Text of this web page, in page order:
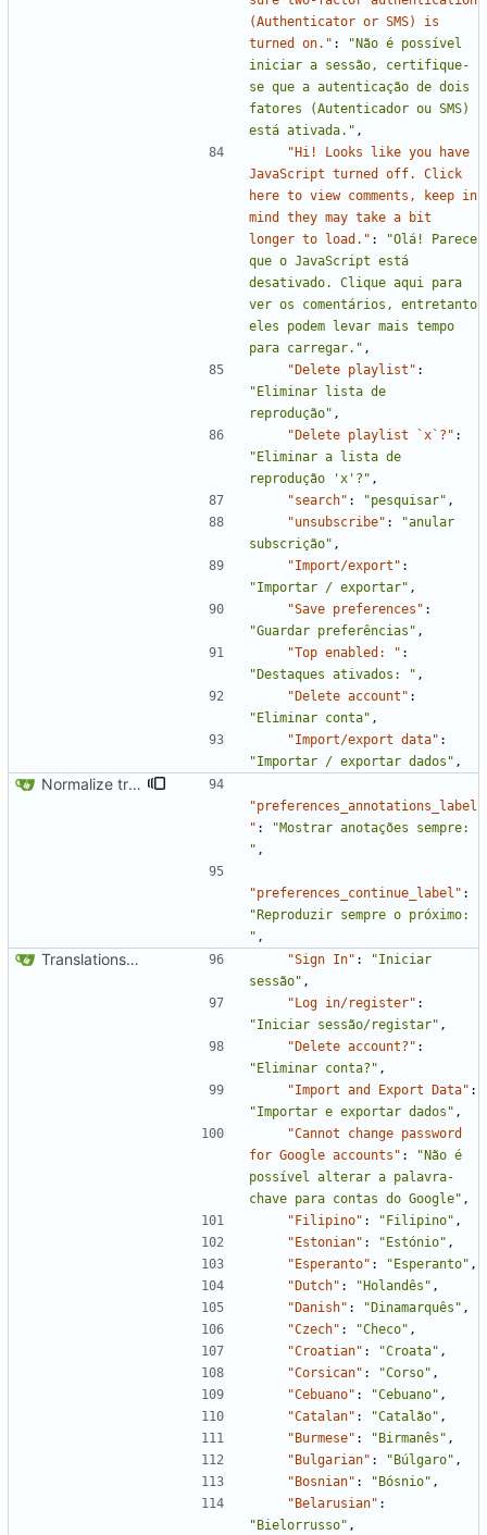
(Authenticator or SMS) is
turned on." :
"Não é possível
iniciar a sessão, certifique-
se que a autenticação de dois
fatores (Autenticador ou SMS)
está ativada." ,
"Hi! Looks like you have
JavaScript turned off. Click
here to view comments, keep in
mind they may take a bit
longer to load." :
"Olá! Parece
que o JavaScript está
desativado. Clique aqui para
ver os comentários, entretanto
eles podem levar mais tempo
para carregar." ,
"Delete playlist" :
"Eliminar lista de
reprodução" ,
"Delete playlist `x`?" :
"Eliminar a lista de
reprodução 'x'?" ,
"search" : "pesquisar" ,
"unsubscribe" :
"anular
subscrição" ,
"Import/export" :
"Importar / exportar" ,
"Save preferences" :
"Guardar preferências" ,
"Top enabled: " :
"Destaques ativados: " ,
"Delete account" :
"Eliminar conta" ,
"Import/export data" :
"Importar / exportar dados" ,
Normalize translation key for user prefrerences
"preferences_annotations_label
" :
"Mostrar anotações sempre:
" ,
"preferences_continue_label" :
"Reproduzir sempre o próximo:
" ,
Translations update from Weblate ( #2437)
"Sign In" :
"Iniciar
sessão" ,
"Log in/register" :
"Iniciar sessão/registar" ,
"Delete account?" :
"Eliminar conta?" ,
"Import and Export Data" :
"Importar e exportar dados" ,
"Cannot change password
for Google accounts" :
"Não é
possível alterar a palavra-
chave para contas do Google" ,
"Filipino" : "Filipino" ,
"Estonian" : "Estónio" ,
"Esperanto" : "Esperanto" ,
"Dutch" : "Holandês" ,
"Danish" : "Dinamarquês" ,
"Czech" : "Checo" ,
"Croatian" : "Croata" ,
"Corsican" : "Corso" ,
"Cebuano" : "Cebuano" ,
"Catalan" : "Catalão" ,
"Burmese" : "Birmanês" ,
"Bulgarian" : "Búlgaro" ,
"Bosnian" : "Bósnio" ,
"Belarusian" :
"Bielorrusso" ,